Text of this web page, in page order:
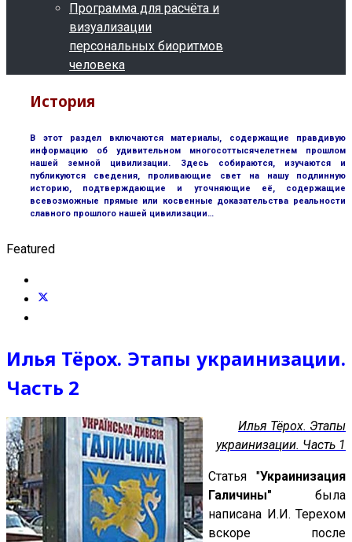
Программа для расчёта и
визуализации
персональных биоритмов
человека
История
В этот раздел включаются материалы, содержащие правдивую
информацию об удивительном многосоттысячелетнем прошлом
нашей земной цивилизации. Здесь собираются, изучаются и
публикуются сведения, проливающие свет на нашу подлинную
историю, подтверждающие и уточняющие её, содержащие
всевозможные прямые или косвенные доказательства реальности
славного прошлого нашей цивилизации…
Featured
Илья Тёрох. Этапы украинизации.
Часть 2
Илья Тёрох. Этапы
украинизации. Часть 1
Статья "Украинизация
Галичины" была
написана И.И. Терехом
вскоре после